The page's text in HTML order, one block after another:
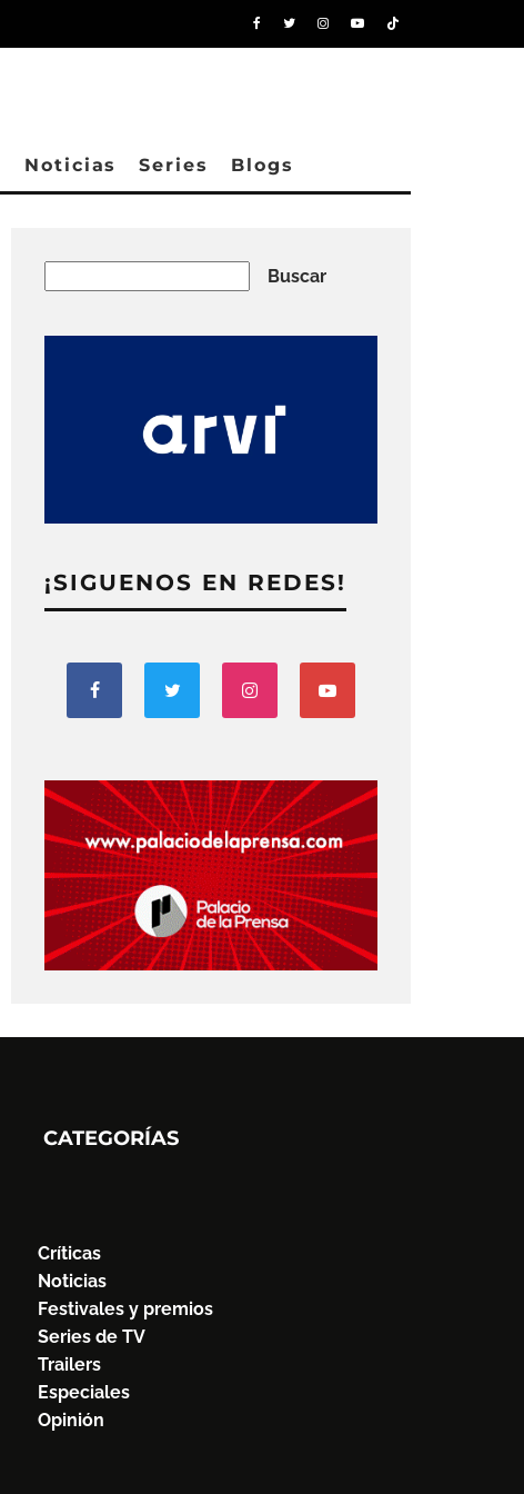
Noticias Series Blogs
Buscar
¡SIGUENOS EN REDES!
CATEGORÍAS
Críticas
Noticias
Festivales y premios
Series de TV
Trailers
Especiales
Opinión